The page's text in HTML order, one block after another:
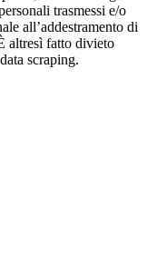
trasmessi e/o
all’addestramento di
altresì fatto divieto
scraping.